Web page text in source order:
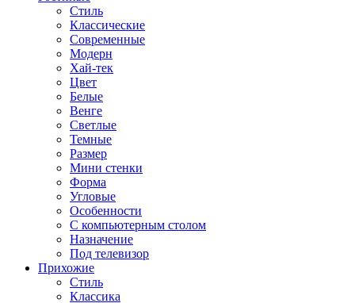
Стиль
Классические
Современные
Модерн
Хай-тек
Цвет
Белые
Венге
Светлые
Темные
Размер
Мини стенки
Форма
Угловые
Особенности
С компьютерным столом
Назначение
Под телевизор
Прихожие
Стиль
Классика